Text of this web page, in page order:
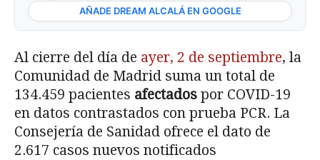
AÑADE DREAM ALCALÁ EN GOOGLE
Al cierre del día de ayer, 2 de septiembre, la
Comunidad de Madrid suma un total de
134.459 pacientes afectados por COVID-19
en datos contrastados con prueba PCR. La
Consejería de Sanidad ofrece el dato de
2.617 casos nuevos notificados